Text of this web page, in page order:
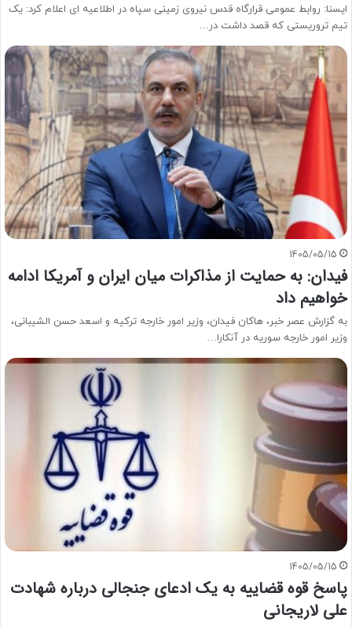
ایسنا: روابط عمومی قرارگاه قدس نیروی زمینی سپاه در اطلاعیه ای اعلام کرد: یک
تیم تروریستی که قصد داشت در…
1405/05/15
فیدان: به حمایت از مذاکرات میان ایران و آمریکا ادامه
خواهیم داد
به گزارش عصر خبر، هاکان فیدان، وزیر امور خارجه ترکیه و اسعد حسن الشیبانی،
وزیر امور خارجه سوریه در آنکارا…
1405/05/15
پاسخ قوه قضاییه به یک ادعای جنجالی درباره شهادت
علی لاریجانی